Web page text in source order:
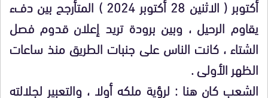
أكتوبر ( الاثنين 28 أكتوبر 2024 ) المتأرجح بين دفء
يقاوم الرحيل ، وبين برودة تريد إعلان قدوم فصل
الشتاء ، كانت الناس على جنبات الطريق منذ ساعات
الظهر الأولى .
الشعب كان هنا : لرؤية ملكه أولا ، والتعبير لجلالته